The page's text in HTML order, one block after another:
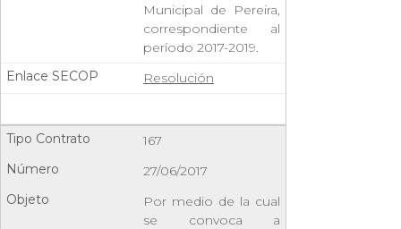
Municipal de Pereira,
correspondiente al
período 2017-2019.
Resolución
167
27/06/2017
Por medio de la cual
se convoca a